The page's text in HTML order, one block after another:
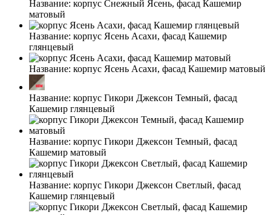
Название: корпус Снежный Ясень, фасад Кашемир
матовый
Название: корпус Ясень Асахи, фасад Кашемир
глянцевый
Название: корпус Ясень Асахи, фасад Кашемир матовый
Название: корпус Гикори Джексон Темный, фасад
Кашемир глянцевый
Название: корпус Гикори Джексон Темный, фасад
Кашемир матовый
Название: корпус Гикори Джексон Светлый, фасад
Кашемир глянцевый